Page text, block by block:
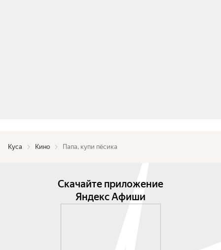
Куса Кино Папа, купи пёсика
Скачайте приложение
Яндекс Афиши